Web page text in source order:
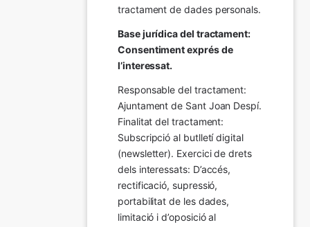
tractament de dades personals.
Base jurídica del tractament:
Consentiment exprés de
l’interessat.
Responsable del tractament:
Ajuntament de Sant Joan Despí.
Finalitat del tractament:
Subscripció al butlletí digital
(newsletter). Exercici de drets
dels interessats: D’accés,
rectificació, supressió,
portabilitat de les dades,
limitació i d’oposició al